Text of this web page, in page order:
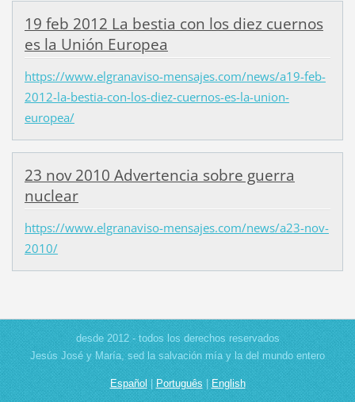
19 feb 2012 La bestia con los diez cuernos
es la Unión Europea
https://www.elgranaviso-mensajes.com/news/a19-feb-
2012-la-bestia-con-los-diez-cuernos-es-la-union-
europea/
23 nov 2010 Advertencia sobre guerra
nuclear
https://www.elgranaviso-mensajes.com/news/a23-nov-
2010/
desde 2012 - todos los derechos reservados
Jesús José y María, sed la salvación mía y la del mundo entero
Español |Português|English